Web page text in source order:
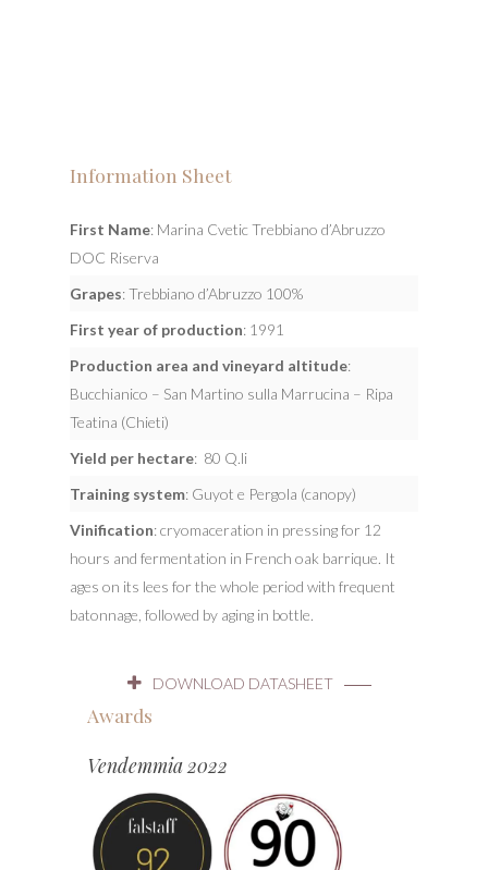
Information Sheet
First Name: Marina Cvetic Trebbiano d’Abruzzo
DOC Riserva
Grapes: Trebbiano d’Abruzzo 100%
First year of production: 1991
Production area and vineyard altitude:
Bucchianico – San Martino sulla Marrucina – Ripa
Teatina (Chieti)
Yield per hectare: 80 Q.li
Training system: Guyot e Pergola (canopy)
Vinification: cryomaceration in pressing for 12
hours and fermentation in French oak barrique. It
ages on its lees for the whole period with frequent
batonnage, followed by aging in bottle.
DOWNLOAD DATASHEET
Awards
Vendemmia 2022